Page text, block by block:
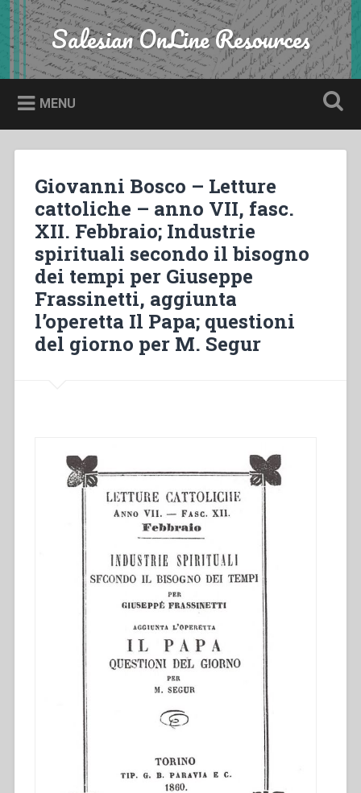
Skip
to
content
Search Salesian OnLine Resources
MENU
Giovanni Bosco – Letture
cattoliche – anno VII, fasc.
XII. Febbraio; Industrie
spirituali secondo il bisogno
dei tempi per Giuseppe
Frassinetti, aggiunta
l’operetta Il Papa; questioni
del giorno per M. Segur